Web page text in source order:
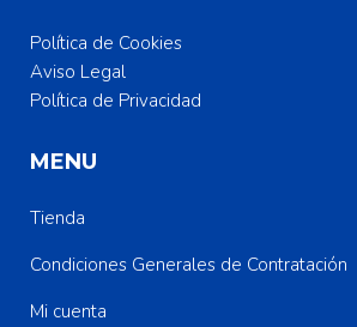
Política de Cookies
Aviso Legal
Política de Privacidad
MENU
Tienda
Condiciones Generales de Contratación
Mi cuenta